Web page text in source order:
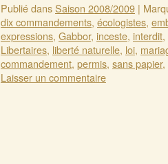
Publié dansSaison 2008/2009 |
dix commandements, écologistes,
expressions, Gabbor, inceste, interdit,
Libertaires, liberté naturelle, loi,
commandement, permis, sans papier,
Laisser un commentaire